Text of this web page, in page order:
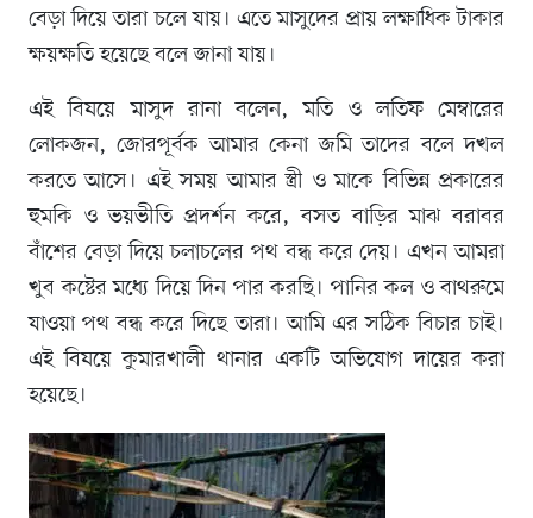
বেড়া দিয়ে তারা চলে যায়। এতে মাসুদের প্রায় লক্ষাধিক টাকার
ক্ষয়ক্ষতি হয়েছে বলে জানা যায়।
এই বিষয়ে মাসুদ রানা বলেন, মতি ও লতিফ মেম্বারের
লোকজন, জোরপূর্বক আমার কেনা জমি তাদের বলে দখল
করতে আসে। এই সময় আমার স্ত্রী ও মাকে বিভিন্ন প্রকারের
হুমকি ও ভয়ভীতি প্রদর্শন করে, বসত বাড়ির মাঝ বরাবর
বাঁশের বেড়া দিয়ে চলাচলের পথ বন্ধ করে দেয়। এখন আমরা
খুব কষ্টের মধ্যে দিয়ে দিন পার করছি। পানির কল ও বাথরুমে
যাওয়া পথ বন্ধ করে দিছে তারা। আমি এর সঠিক বিচার চাই।
এই বিষয়ে কুমারখালী থানার একটি অভিযোগ দায়ের করা
হয়েছে।